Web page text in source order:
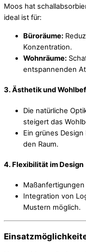
Moos hat
ideal ist für:
Büroräume:
Konzentration.
Wohnräume:
entspannenden
3.Ästhetik und
Die natürliche
steigert das
Ein grünes
den Raum.
4. Flexibilität im Design
Integration von
Mustern möglich.